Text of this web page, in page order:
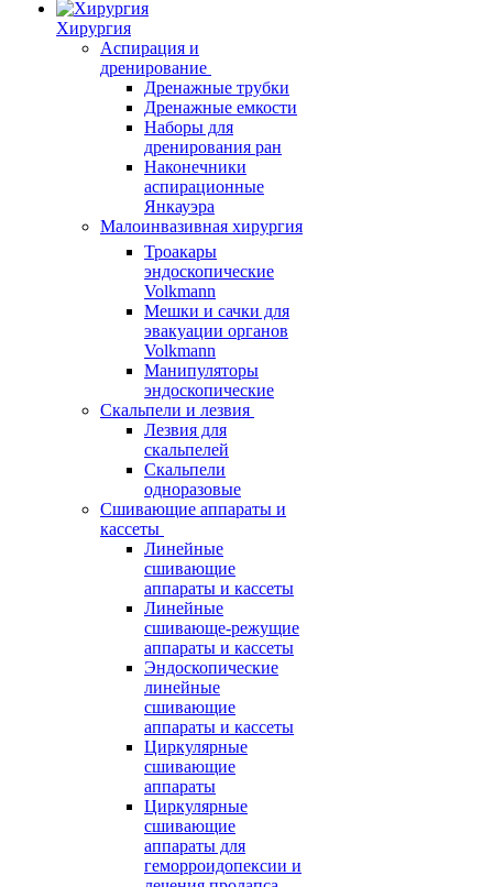
Хирургия
Аспирация и
дренирование
Дренажные трубки
Дренажные емкости
Наборы для
дренирования ран
Наконечники
аспирационные
Янкауэра
Малоинвазивная хирургия
Троакары
эндоскопические
Volkmann
Мешки и сачки для
эвакуации органов
Volkmann
Манипуляторы
эндоскопические
Скальпели и лезвия
Лезвия для
скальпелей
Скальпели
одноразовые
Сшивающие аппараты и
кассеты
Линейные
сшивающие
аппараты и кассеты
Линейные
сшивающе-режущие
аппараты и кассеты
Эндоскопические
линейные
сшивающие
аппараты и кассеты
Циркулярные
сшивающие
аппараты
Циркулярные
сшивающие
аппараты для
геморроидопексии и